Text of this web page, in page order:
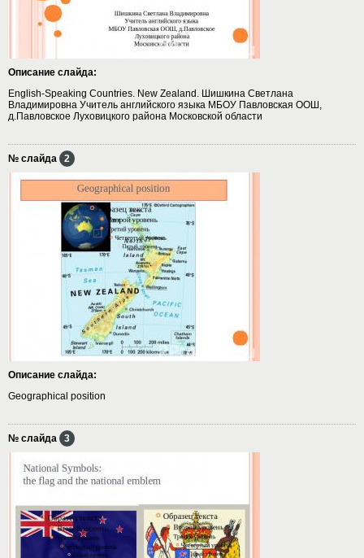
Описание слайда:
English-Speaking Countries. New Zealand. Шишкина Светлана
Владимировна Учитель английского языка МБОУ Павловская ООШ,
д.Павловское Луховицкого района Московской области
№ слайда 2
Описание слайда:
Geographical position
№ слайда 3